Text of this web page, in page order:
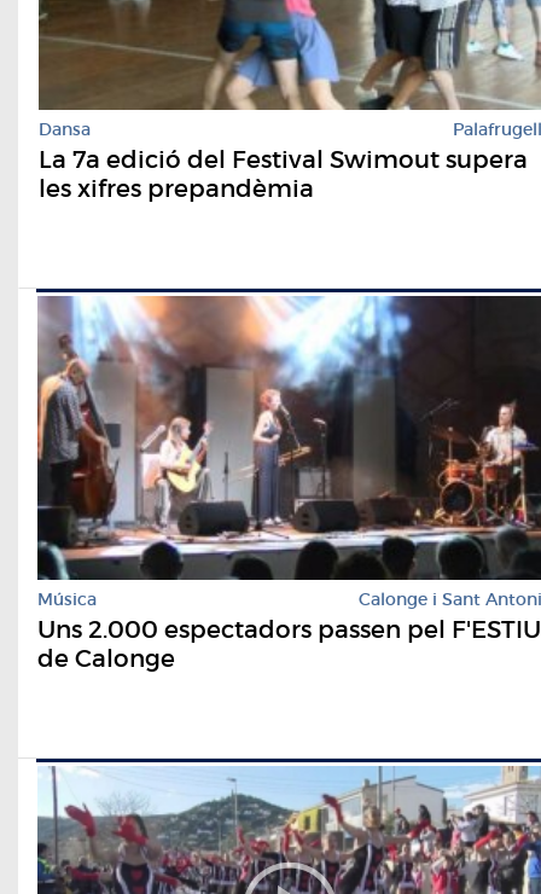
Dansa Palafrugell
La 7a edició del Festival Swimout supera
les xifres prepandèmia
Música Calonge i Sant Antoni
Uns 2.000 espectadors passen pel F'ESTIU
de Calonge